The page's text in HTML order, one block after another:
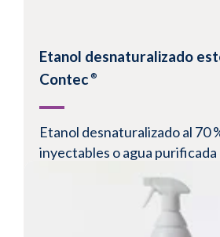
Etanol desnaturalizado
Contec ®
Etanol desnaturalizado al 70
inyectables o agua purificada
Mezclado con agua para
concentración de endotoxinas